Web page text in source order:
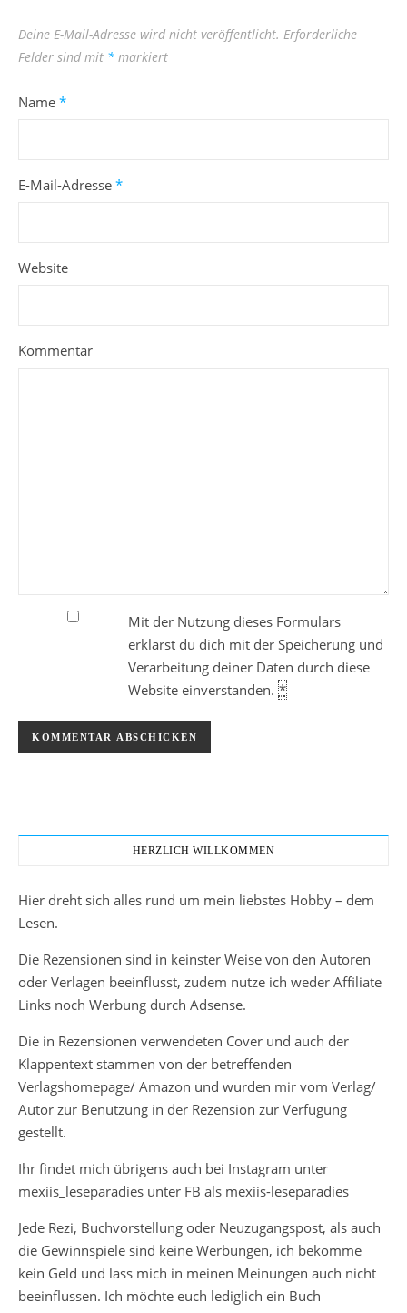
Deine E-Mail-Adresse wird nicht veröffentlicht. Erforderliche
Felder sind mit * markiert
Name *
E-Mail-Adresse *
Website
Kommentar
Mit der Nutzung dieses Formulars
erklärst du dich mit der Speicherung und
Verarbeitung deiner Daten durch diese
Website einverstanden. *
HERZLICH WILLKOMMEN
Hier dreht sich alles rund um mein liebstes Hobby – dem
Lesen.
Die Rezensionen sind in keinster Weise von den Autoren
oder Verlagen beeinflusst, zudem nutze ich weder Affiliate
Links noch Werbung durch Adsense.
Die in Rezensionen verwendeten Cover und auch der
Klappentext stammen von der betreffenden
Verlagshomepage/ Amazon und wurden mir vom Verlag/
Autor zur Benutzung in der Rezension zur Verfügung
gestellt.
Ihr findet mich übrigens auch bei Instagram unter
mexiis_leseparadies unter FB als mexiis-leseparadies
Jede Rezi, Buchvorstellung oder Neuzugangspost, als auch
die Gewinnspiele sind keine Werbungen, ich bekomme
kein Geld und lass mich in meinen Meinungen auch nicht
beeinflussen. Ich möchte euch lediglich ein Buch